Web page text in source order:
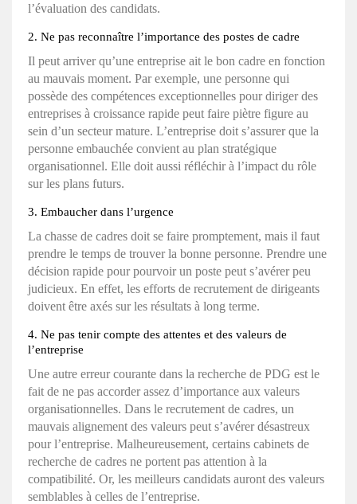
l’évaluation des candidats.
2. Ne pas reconnaître l’importance des postes de cadre
Il peut arriver qu’une entreprise ait le bon cadre en fonction
au mauvais moment. Par exemple, une personne qui
possède des compétences exceptionnelles pour diriger des
entreprises à croissance rapide peut faire piètre figure au
sein d’un secteur mature. L’entreprise doit s’assurer que la
personne embauchée convient au plan stratégique
organisationnel. Elle doit aussi réfléchir à l’impact du rôle
sur les plans futurs.
3. Embaucher dans l’urgence
La chasse de cadres doit se faire promptement, mais il faut
prendre le temps de trouver la bonne personne. Prendre une
décision rapide pour pourvoir un poste peut s’avérer peu
judicieux. En effet, les efforts de recrutement de dirigeants
doivent être axés sur les résultats à long terme.
4. Ne pas tenir compte des attentes et des valeurs de
l’entreprise
Une autre erreur courante dans la recherche de PDG est le
fait de ne pas accorder assez d’importance aux valeurs
organisationnelles. Dans le recrutement de cadres, un
mauvais alignement des valeurs peut s’avérer désastreux
pour l’entreprise. Malheureusement, certains cabinets de
recherche de cadres ne portent pas attention à la
compatibilité. Or, les meilleurs candidats auront des valeurs
semblables à celles de l’entreprise.